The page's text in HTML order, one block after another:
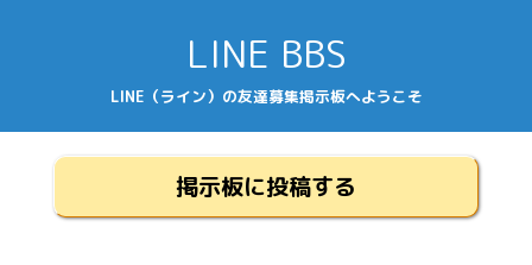
LINE BBS
LINE（ライン）の友達募集掲示板へようこそ
掲示板に投稿する